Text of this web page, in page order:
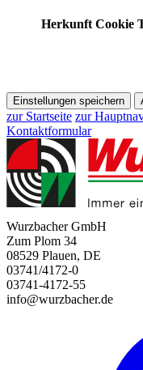
Herkunft Cookie
Einstellungen speichern
zur Startseite zur
Kontaktformular
Wurzbacher GmbH
Zum Plom 34
08529 Plauen, DE
03741/4172-0
03741-4172-55
info@wurzbacher.de